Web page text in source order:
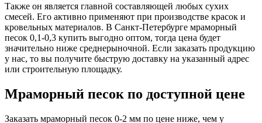
Также он является главной составляющей любых сухих
смесей. Его активно применяют при производстве красок и
кровельных материалов. В Санкт-Петербурге мраморный
песок 0,1-0,3 купить выгодно оптом, тогда цена будет
значительно ниже среднерыночной. Если заказать продукцию
у нас, то вы получите быструю доставку на указанный адрес
или строительную площадку.
Мраморный песок по доступной цене
Заказать мраморный песок 0-2 мм по цене ниже, чем у